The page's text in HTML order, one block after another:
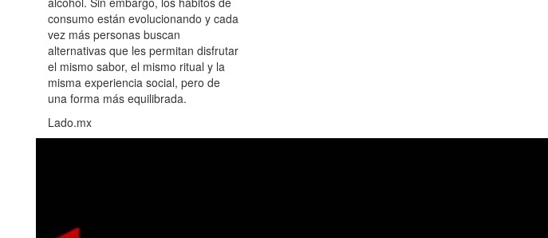
consumo están evolucionando y cada
vez más personas buscan
alternativas que les permitan disfrutar
el mismo sabor, el mismo ritual y la
misma experiencia social, pero de
una forma más equilibrada.
Lado.mx